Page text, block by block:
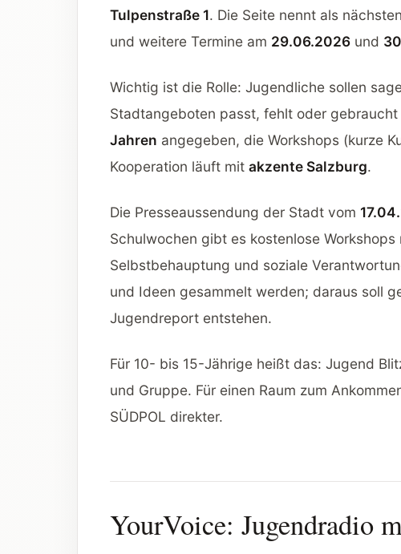
Tulpenstraße 1. Die Seite nennt als
und weitere Termine am 29.06.2026 und
Wichtig ist die Rolle: Jugendliche sollen
Stadtangeboten passt, fehlt oder
Jahren angegeben, die Workshops (kurze
Kooperation läuft mit akzente Salzburg.
Die Presseaussendung der Stadt vom
Schulwochen gibt es kostenlose
Selbstbehauptung und soziale
und Ideen gesammelt werden; daraus soll
Jugendreport entstehen.
Für 10- bis 15-Jährige heißt das: Jugend
und Gruppe. Für einen Raum zum
SÜDPOL direkter.
YourVoice: Jugendradio